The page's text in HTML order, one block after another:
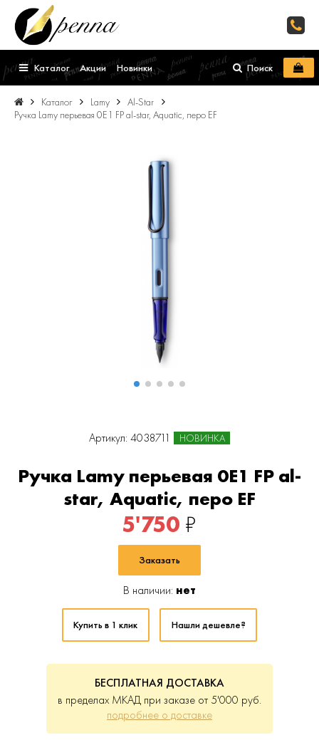
Каталог Акции Новинки Поиск
Каталог Lamy
Al-Star
Ручка Lamy перьевая 0E1 FP al-star, Aquatic, перо EF
Артикул: 4038711 НОВИНКА
Ручка Lamy перьевая 0E1 FP al-
star, Aquatic, перо EF
5'750 ₽
Заказать
В наличии: нет
Купить в 1 клик Нашли дешевле?
БЕСПЛАТНАЯ ДОСТАВКА
в пределах МКАД при заказе от 5'000 руб.
подробнее о доставке